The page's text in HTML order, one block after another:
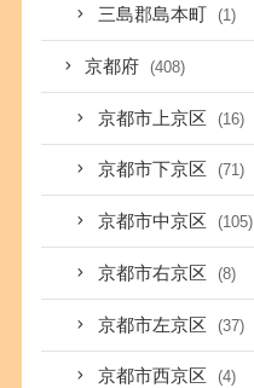
三島郡島本町 (1)
京都府 (408)
京都市上京区 (16)
京都市下京区 (71)
京都市中京区 (105)
京都市右京区 (8)
京都市左京区 (37)
京都市西京区 (4)